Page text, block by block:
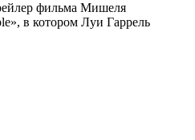
фильма Мишеля
в котором Луи Гаррель